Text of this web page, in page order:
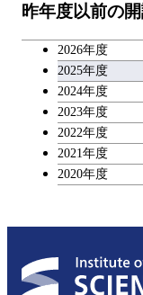
昨年度以前の開
2026年度
2025年度
2024年度
2023年度
2022年度
2021年度
2020年度